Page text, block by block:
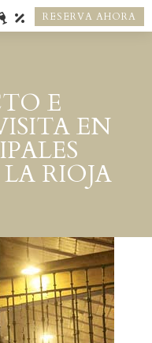
RESERVA AHORA
E
EN
RIOJA